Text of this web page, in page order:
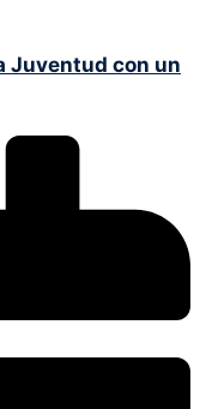
Juventud con un